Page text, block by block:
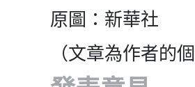
原圖：新華社
（文章為作者的